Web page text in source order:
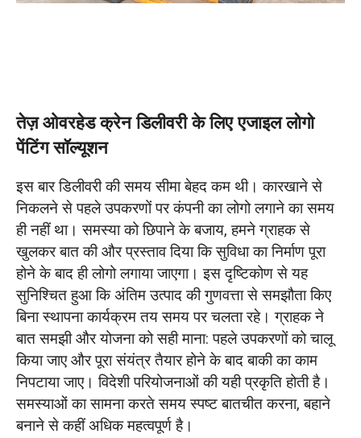
तेज़ ओवरहेड क्रेन डिलीवरी के लिए एजाइल लोगो
पेंटिंग सॉल्यूशन
इस बार डिलीवरी की समय सीमा बेहद कम थी। कारखाने से
निकलने से पहले उपकरणों पर कंपनी का लोगो लगाने का समय
ही नहीं था। समस्या को छिपाने के बजाय, हमने ग्राहक से
खुलकर बात की और प्रस्ताव दिया कि सुविधा का निर्माण पूरा
होने के बाद ही लोगो लगाया जाएगा। इस दृष्टिकोण से यह
सुनिश्चित हुआ कि अंतिम उत्पाद की गुणवत्ता से समझौता किए
बिना स्थापना कार्यक्रम तय समय पर चलता रहे। ग्राहक ने
बात समझी और योजना को सही माना: पहले उपकरणों को चालू
किया जाए और पूरा संयंत्र तैयार होने के बाद बाकी का काम
निपटाया जाए। विदेशी परियोजनाओं की यही प्रकृति होती है।
समस्याओं का सामना करते समय स्पष्ट बातचीत करना, बहाने
बनाने से कहीं अधिक महत्वपूर्ण है।